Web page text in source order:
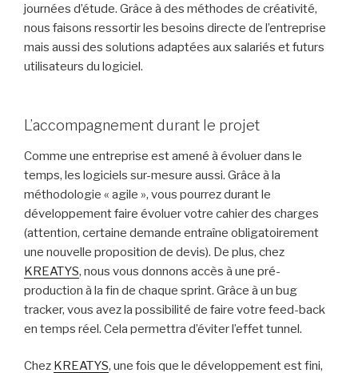
journées d’étude. Grâce à des méthodes de créativité,
nous faisons ressortir les besoins directe de l’entreprise
mais aussi des solutions adaptées aux salariés et futurs
utilisateurs du logiciel.
L’accompagnement durant le projet
Comme une entreprise est amené à évoluer dans le
temps, les logiciels sur-mesure aussi. Grâce à la
méthodologie « agile », vous pourrez durant le
développement faire évoluer votre cahier des charges
(attention, certaine demande entraîne obligatoirement
une nouvelle proposition de devis). De plus, chez
KREATYS, nous vous donnons accès à une pré-
production à la fin de chaque sprint. Grâce à un bug
tracker, vous avez la possibilité de faire votre feed-back
en temps réel. Cela permettra d’éviter l’effet tunnel.
Chez KREATYS, une fois que le développement est fini,